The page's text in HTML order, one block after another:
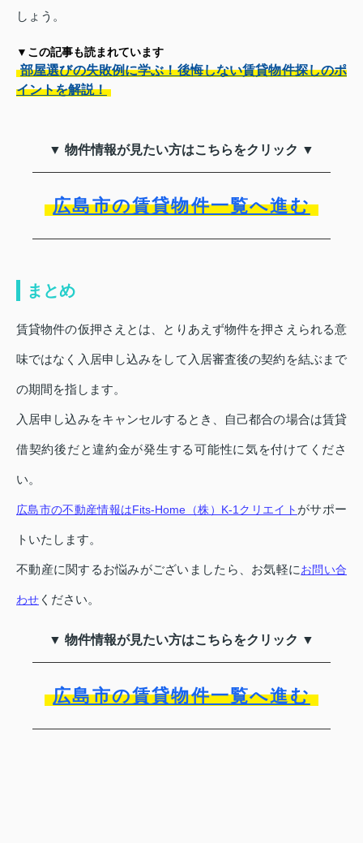
しょう。
▼この記事も読まれています
部屋選びの失敗例に学ぶ！後悔しない賃貸物件探しのポ
イントを解説！
▼ 物件情報が見たい方はこちらをクリック ▼
広島市の賃貸物件一覧へ進む
まとめ
賃貸物件の仮押さえとは、とりあえず物件を押さえられる意
味ではなく入居申し込みをして入居審査後の契約を結ぶまで
の期間を指します。
入居申し込みをキャンセルするとき、自己都合の場合は賃貸
借契約後だと違約金が発生する可能性に気を付けてくださ
い。
広島市の不動産情報はFits-Home（株）K-1クリエイト がサポー
トいたします。
不動産に関するお悩みがございましたら、お気軽にお問い合
わせ ください。
▼ 物件情報が見たい方はこちらをクリック ▼
広島市の賃貸物件一覧へ進む